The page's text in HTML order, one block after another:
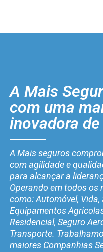
A Mais
com uma
inovadora
A Mais seguros
com agilidade e
para alcançar a
Operando em todos os
como: Automóvel, Vida,
Equipamentos
Residencial, Seguro
Transporte.
maiores Companhias